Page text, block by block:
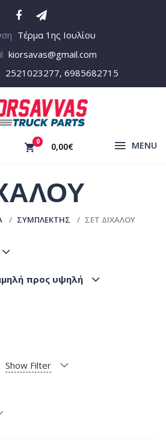
Τέρμα 1ης Ιουλίου
kiorsavas@gmail.com
2521023277, 6985682715
0 0,00€ MENU
ΣΥΜΠΛΕΚΤΗΣ ΣΕΤ ΔΙΧΑΛΟΥ
προς υψηλή
Show Filter